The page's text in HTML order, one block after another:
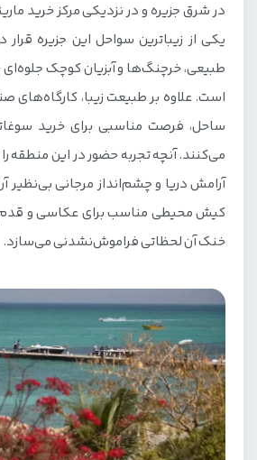
در شرق جزیره و در نزدیکی مرکز خرید
یکی از زیباترین سواحل این جزیره
طبیعی، خرچنگ‌ها و آبزیان کوچک
است. علاوه بر طبیعت زیبا، کارگاه‌های
ساحل، فرصت مناسبی برای خرید
می‌کنند. آنچه تجربه حضور در این منطقه
آرامش دریا و چشم‌انداز مرجانی
کیش محیطی مناسب برای عکاسی و قدم
خنک آن لحظاتی فراموش‌نشدنی می‌سازد.